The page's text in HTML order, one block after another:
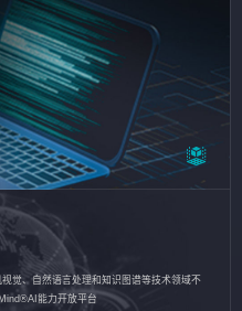
觉、自然语言处理和知识图谱等技术领域不
能力开放平台